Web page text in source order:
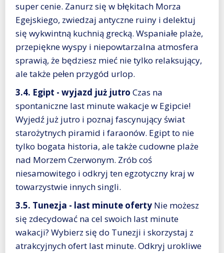
super cenie. Zanurz się w błękitach Morza
Egejskiego, zwiedzaj antyczne ruiny i delektuj
się wykwintną kuchnią grecką. Wspaniałe plaże,
przepiękne wyspy i niepowtarzalna atmosfera
sprawią, że będziesz mieć nie tylko relaksujący,
ale także pełen przygód urlop.
3.4. Egipt - wyjazd już jutro Czas na
spontaniczne last minute wakacje w Egipcie!
Wyjedź już jutro i poznaj fascynujący świat
starożytnych piramid i faraonów. Egipt to nie
tylko bogata historia, ale także cudowne plaże
nad Morzem Czerwonym. Zrób coś
niesamowitego i odkryj ten egzotyczny kraj w
towarzystwie innych singli.
3.5. Tunezja - last minute oferty Nie możesz
się zdecydować na cel swoich last minute
wakacji? Wybierz się do Tunezji i skorzystaj z
atrakcyjnych ofert last minute. Odkryj urokliwe